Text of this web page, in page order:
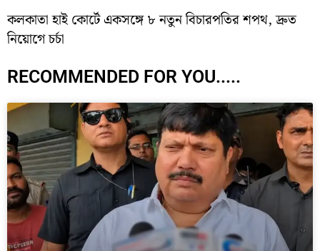
কলকাতা হাই কোর্টে একসঙ্গে ৮ নতুন বিচারপতির শপথ, দ্রুত
নিয়োগে চর্চা
RECOMMENDED FOR YOU.....